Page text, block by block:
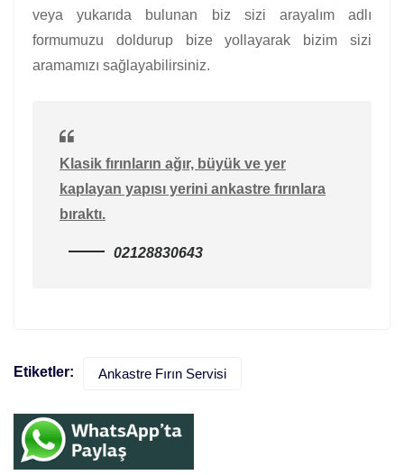
veya yukarıda bulunan biz sizi arayalım adlı
formumuzu doldurup bize yollayarak bizim sizi
aramamızı sağlayabilirsiniz.
Klasik fırınların ağır, büyük ve yer
kaplayan yapısı yerini ankastre fırınlara
bıraktı.
02128830643
Etiketler: Ankastre Fırın Servisi